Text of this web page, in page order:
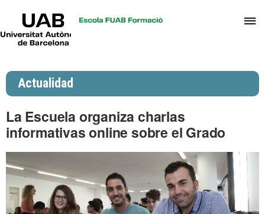
y
Universitat
Actualidad
La Escuela organiza charlas
informativas online sobre el Grado